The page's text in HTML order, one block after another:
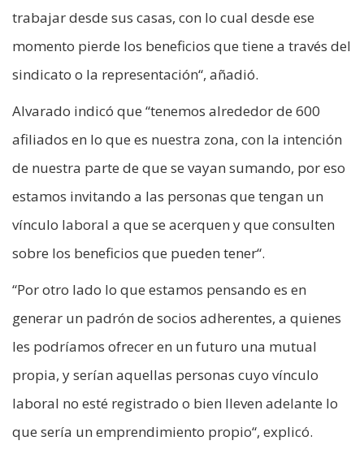
trabajar desde sus casas, con lo cual desde ese
momento pierde los beneficios que tiene a través del
sindicato o la representación“, añadió.
Alvarado indicó que “tenemos alrededor de 600
afiliados en lo que es nuestra zona, con la intención
de nuestra parte de que se vayan sumando, por eso
estamos invitando a las personas que tengan un
vínculo laboral a que se acerquen y que consulten
sobre los beneficios que pueden tener“.
“Por otro lado lo que estamos pensando es en
generar un padrón de socios adherentes, a quienes
les podríamos ofrecer en un futuro una mutual
propia, y serían aquellas personas cuyo vínculo
laboral no esté registrado o bien lleven adelante lo
que sería un emprendimiento propio“, explicó.